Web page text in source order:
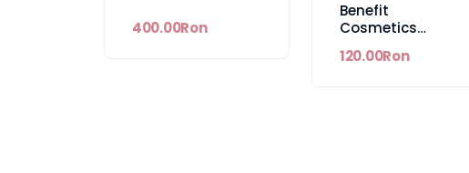
400.00Ron
Benefit
Cosmetics
Mascara
120.00Ron